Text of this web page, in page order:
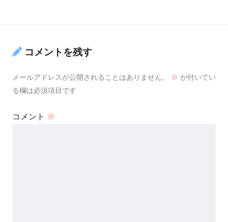
コメントを残す
メールアドレスが公開されることはありません。 ※ が付いてい
る欄は必須項目です
コメント ※